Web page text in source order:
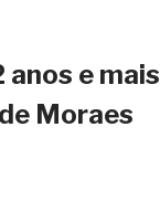
e
Moraes